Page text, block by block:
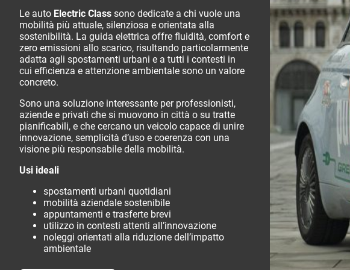
Le auto Electric Class sono dedicate a chi vuole una
mobilità più attuale, silenziosa e orientata alla
sostenibilità. La guida elettrica offre fluidità, comfort e
zero emissioni allo scarico, risultando particolarmente
adatta agli spostamenti urbani e a tutti i contesti in
cui efficienza e attenzione ambientale sono un valore
concreto.
Sono una soluzione interessante per professionisti,
aziende e privati che si muovono in città o su tratte
pianificabili, e che cercano un veicolo capace di unire
innovazione, semplicità d’uso e coerenza con una
visione più responsabile della mobilità.
Usi ideali
spostamenti urbani quotidiani
mobilità aziendale sostenibile
appuntamenti e trasferte brevi
utilizzo in contesti attenti all’innovazione
noleggi orientati alla riduzione dell’impatto
ambientale